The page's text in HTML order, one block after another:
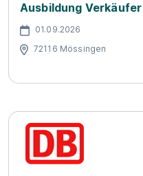
Ausbildung
01.09.2026
72116 Mössingen